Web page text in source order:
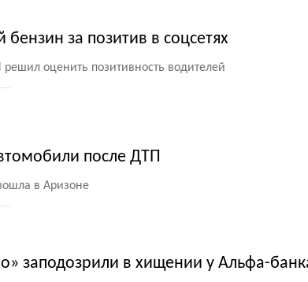
за позитив в соцсетях
оценить позитивность водителей
после ДТП
в Аризоне
заподозрили в хищении у Альфа-